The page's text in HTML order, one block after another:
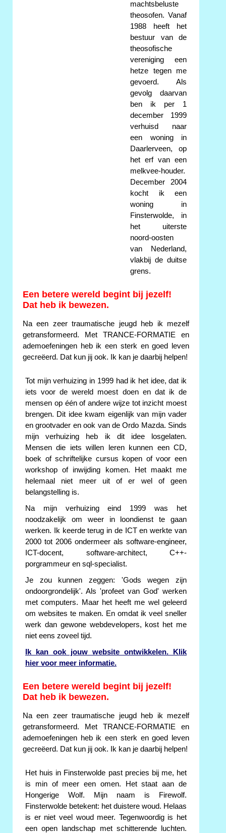
machtsbeluste
theosofen. Vanaf
1988 heeft het
bestuur van de
theosofische
vereniging een
hetze tegen me
gevoerd. Als
gevolg daarvan
ben ik per 1
december 1999
verhuisd naar
een woning in
Daarlerveen, op
het erf van een
melkvee-houder.
December 2004
kocht ik een
woning in
Finsterwolde, in
het uiterste
noord-oosten
van Nederland,
vlakbij de duitse
grens.
Een betere wereld begint bij jezelf!
Dat heb ik bewezen.
Na een zeer traumatische jeugd heb ik mezelf
getransformeerd. Met TRANCE-FORMATIE en
ademoefeningen heb ik een sterk en goed leven
gecreëerd. Dat kun jij ook. Ik kan je daarbij helpen!
Tot mijn verhuizing in 1999 had ik het idee, dat ik
iets voor de wereld moest doen en dat ik de
mensen op één of andere wijze tot inzicht moest
brengen. Dit idee kwam eigenlijk van mijn vader
en grootvader en ook van de Ordo Mazda. Sinds
mijn verhuizing heb ik dit idee losgelaten.
Mensen die iets willen leren kunnen een CD,
boek of schriftelijke cursus kopen of voor een
workshop of inwijding komen. Het maakt me
helemaal niet meer uit of er wel of geen
belangstelling is.
Na mijn verhuizing eind 1999 was het
noodzakelijk om weer in loondienst te gaan
werken. Ik keerde terug in de ICT en werkte van
2000 tot 2006 ondermeer als software-engineer,
ICT-docent, software-architect, C++-
porgrammeur en sql-specialist.
Je zou kunnen zeggen: 'Gods wegen zijn
ondoorgrondelijk'. Als 'profeet van God' werken
met computers. Maar het heeft me wel geleerd
om websites te maken. En omdat ik veel sneller
werk dan gewone webdevelopers, kost het me
niet eens zoveel tijd.
Ik kan ook jouw website ontwikkelen. Klik
hier voor meer informatie.
Een betere wereld begint bij jezelf!
Dat heb ik bewezen.
Na een zeer traumatische jeugd heb ik mezelf
getransformeerd. Met TRANCE-FORMATIE en
ademoefeningen heb ik een sterk en goed leven
gecreëerd. Dat kun jij ook. Ik kan je daarbij helpen!
Het huis in Finsterwolde past precies bij me, het
is min of meer een omen. Het staat aan de
Hongerige Wolf. Mijn naam is Firewolf.
Finsterwolde betekent: het duistere woud. Helaas
is er niet veel woud meer. Tegenwoordig is het
een open landschap met schitterende luchten.